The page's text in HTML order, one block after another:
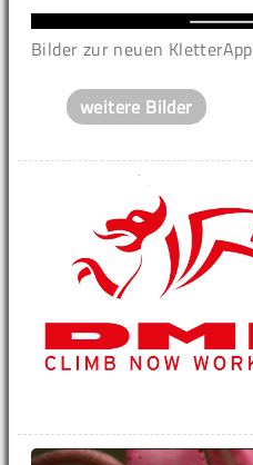
Bilder zur neuen KletterApp
weitere Bilder